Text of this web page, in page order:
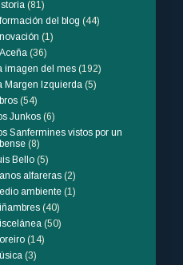
(81)
del blog (44)
(1)
(36)
imagen del mes (192)
Margen Izquierda (5)
(54)
Junkos (6)
Sanfermines vistos por un
(8)
Bello (5)
alfareras (2)
ambiente (1)
(40)
(50)
(14)
(3)